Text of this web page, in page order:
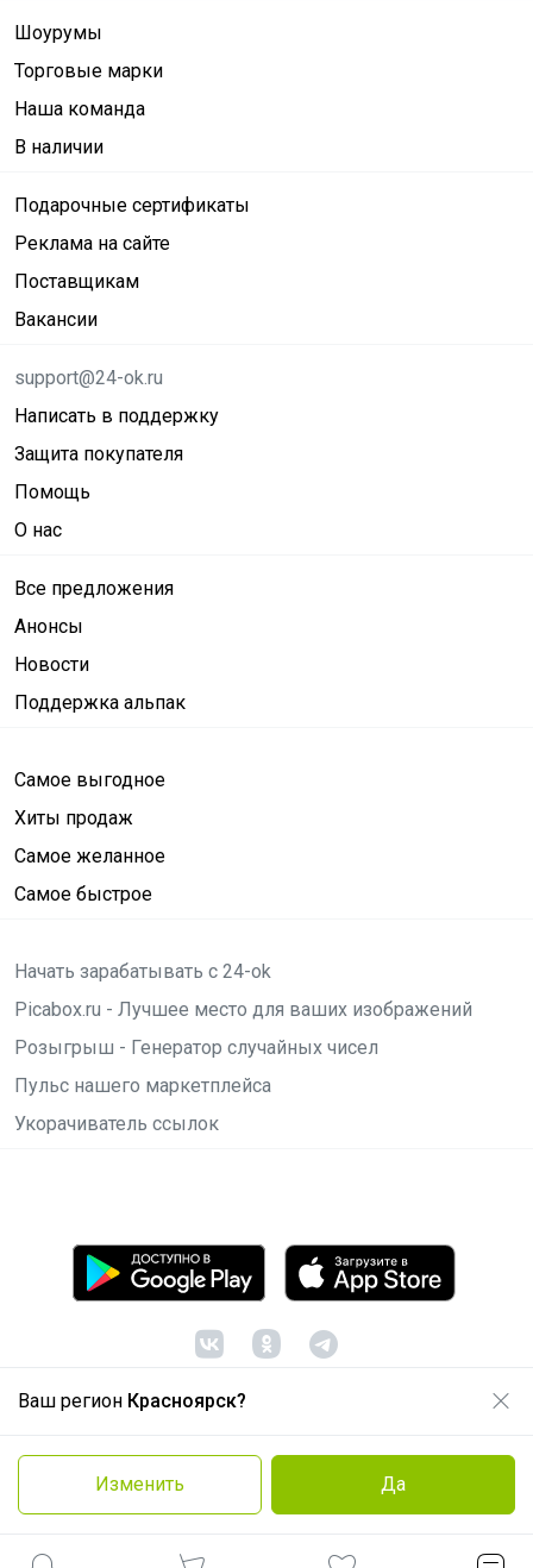
Ваш регион Красноярск?
Изменить Да
Шоурумы
Торговые марки
Наша команда
В наличии
Подарочные сертификаты
Реклама на сайте
Поставщикам
Вакансии
support@24-ok.ru
Написать в поддержку
Защита покупателя
Помощь
О нас
Все предложения
Анонсы
Новости
Поддержка альпак
Самое выгодное
Хиты продаж
Самое желанное
Самое быстрое
Начать зарабатывать с 24-ok
Picabox.ru - Лучшее место для ваших изображений
Розыгрыш - Генератор случайных чисел
Пульс нашего маркетплейса
Укорачиватель ссылок
© ООО "Лявита", ОГРН 1122468054070, 2012 -2026
Политика конфиденциальности
Cоглашение пользователя